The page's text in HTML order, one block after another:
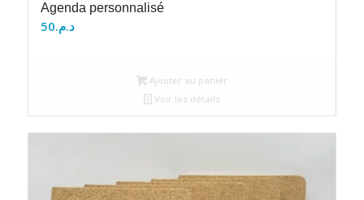
Agenda personnalisé
د.م.50
Ajouter au panier
Voir les détails